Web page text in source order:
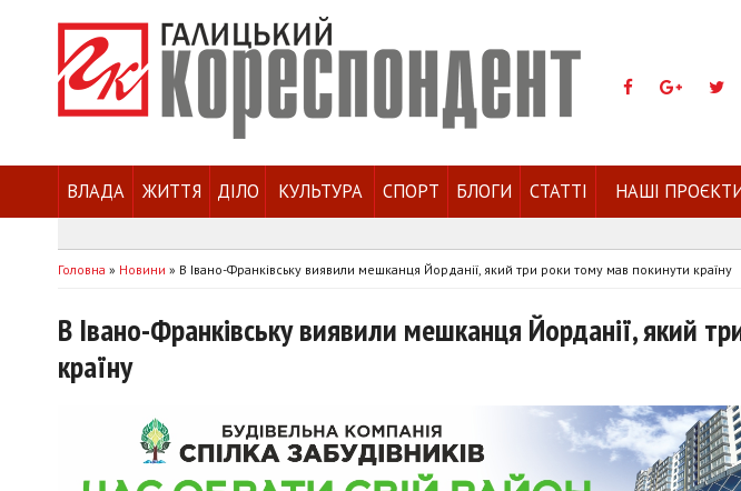
ВЛАДА ЖИТТЯ ДІЛО КУЛЬТУРА СПОРТ БЛОГИ СТАТТІ НАШІ
Головна » Новини » В Івано-Франківську виявили мешканця Йорданії, який три роки тому мав покинути країну
В Івано-Франківську виявили мешканця Йорданії, який
країну